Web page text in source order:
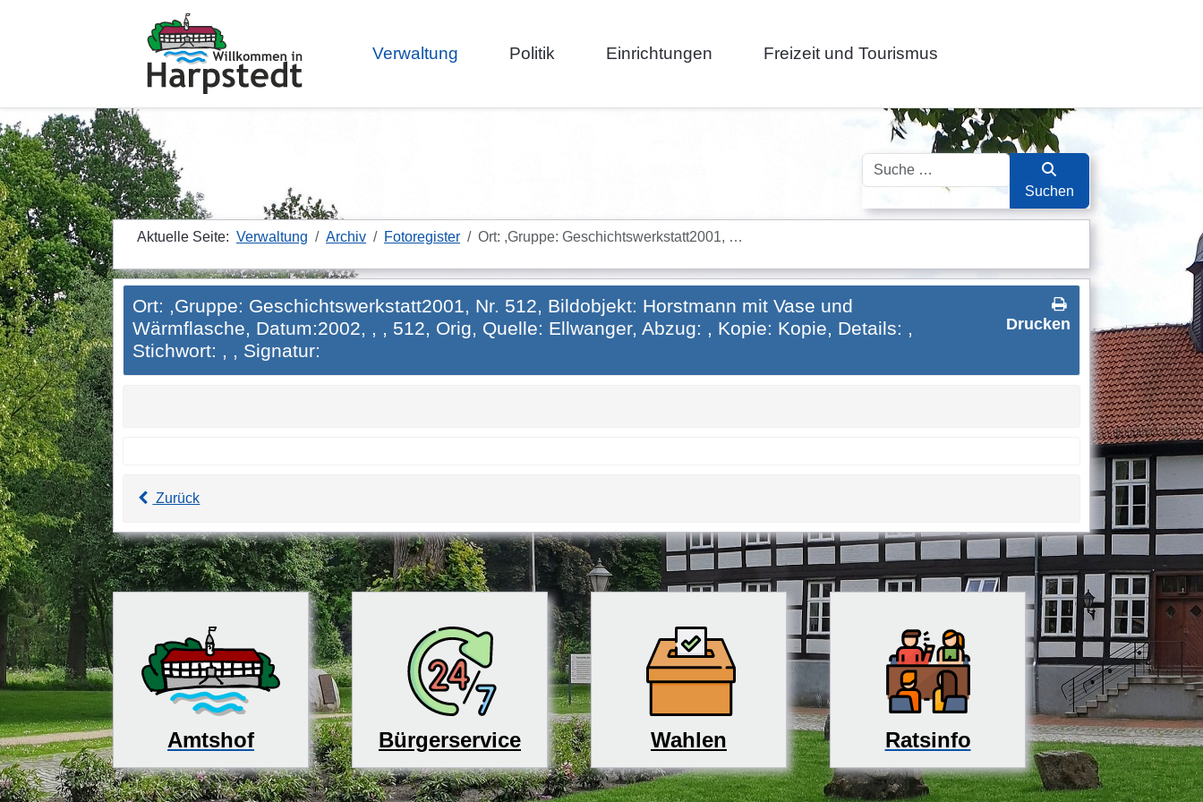
Verwaltung Politik Einrichtungen Freizeit und Tourismus
Suchen
Suchen
Aktuelle Seite: Verwaltung Archiv Fotoregister Ort: ,Gruppe: Geschichtswerkstatt2001, …
Drucken
Ort: ,Gruppe: Geschichtswerkstatt2001, Nr. 512, Bildobjekt: Horstmann mit Vase und
Wärmflasche, Datum:2002, , , 512, Orig, Quelle: Ellwanger, Abzug: , Kopie: Kopie, Details: ,
Stichwort: , , Signatur:
Zurück
Amtshof Bürgerservice Wahlen Ratsinfo